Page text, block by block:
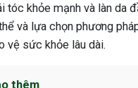
tóc khỏe mạnh và làn da
và lựa chọn phương
vệ sức khỏe lâu dài.
thêm